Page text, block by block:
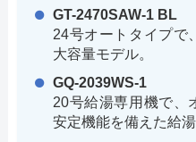
GT-2470SAW-1 BL
24号オートタイプで
大容量モデル。
GQ-2039WS-1
20号給湯専用機で、
安定機能を備えた給湯